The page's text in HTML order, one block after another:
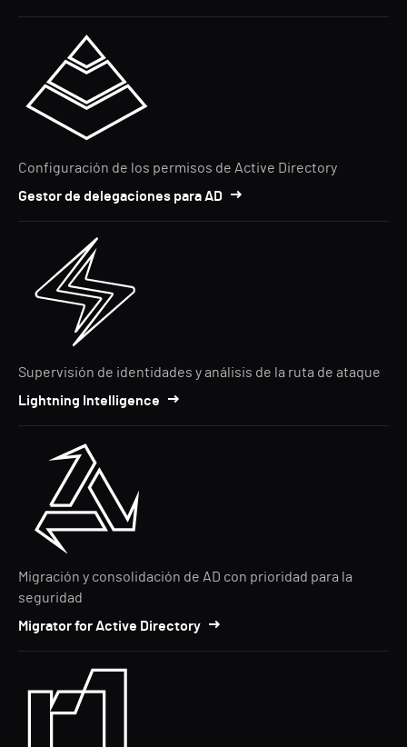
Configuración de los permisos de Active Directory
Gestor de delegaciones para AD
Supervisión de identidades y análisis de la ruta de ataque
Lightning Intelligence
Migración y consolidación de AD con prioridad para la
seguridad
Migrator for Active Directory